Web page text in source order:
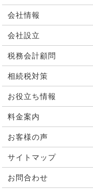
会社情報
会社設立
税務会計顧問
相続税対策
お役立ち情報
料金案内
お客様の声
サイトマップ
お問合わせ